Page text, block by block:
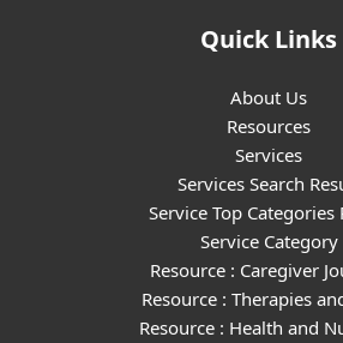
Quick Links
About Us
Resources
Services
Services Search
Service Top Categories
Service Category
Resource : Caregiver
Resource : Therapies
Resource : Health and